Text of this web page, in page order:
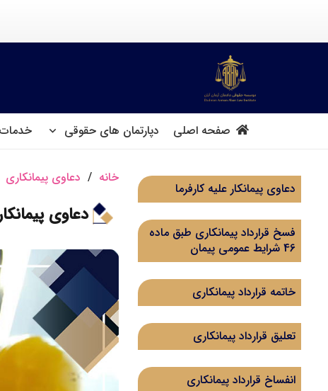
صفحه اصلی دپارتمان های حقوقی
دعاوی پیمانکار علیه کارفرما
فسخ قرارداد پیمانکاری طبق ماده
46 شرایط عمومی پیمان
خاتمه قرارداد پیمانکاری
تعلیق قرارداد پیمانکاری
انفساخ قرارداد پیمانکاری
خانه / دعاوی پیمانکاری
دعاوی